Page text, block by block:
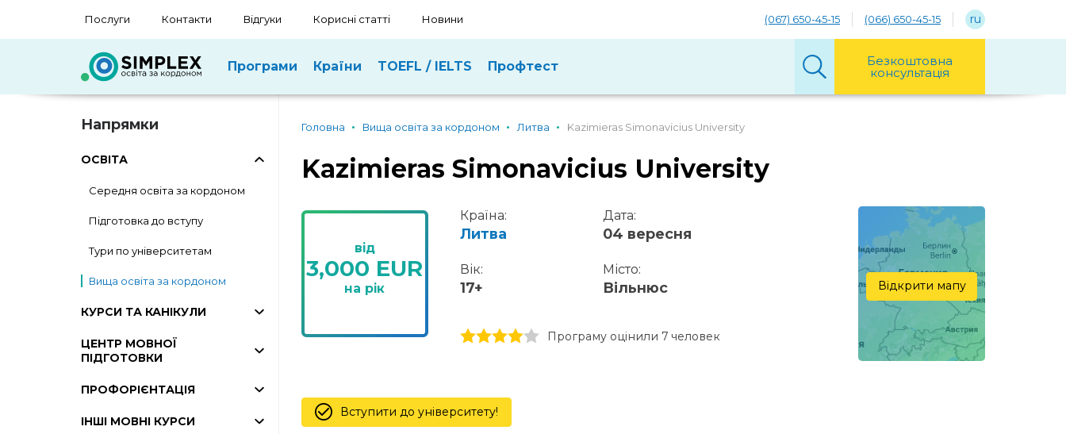
Послуги Контакти Відгуки Корисні статті Новини (067) 650-45-15 (066) 650-45-15 ru
Програми Країни TOEFL / IELTS Профтест Безкоштовна
консультація
Напрямки
ОСВІТА
Середня освіта за кордоном
Підготовка до вступу
Тури по університетам
Вища освіта за кордоном
КУРСИ ТА КАНІКУЛИ
ЦЕНТР МОВНОЇ
ПІДГОТОВКИ
ПРОФОРІЄНТАЦІЯ
ІНШІ МОВНІ КУРСИ
Головна Вища освіта за кордоном Литва Kazimieras Simonavicius University
Kazimieras Simonavicius University
від
3,000 EUR
на рік
Країна:
Литва
Дата:
04 вересня
Вік:
17+
Місто:
Вільнюс
5 stars
4 stars
3 stars
2 stars
1 stars Програму оцінили 7 человек
Відкрити мапу
Вступити до університету!